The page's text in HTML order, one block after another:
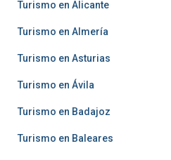
Turismo en Alicante
Turismo en Almería
Turismo en Asturias
Turismo en Ávila
Turismo en Badajoz
Turismo en Baleares